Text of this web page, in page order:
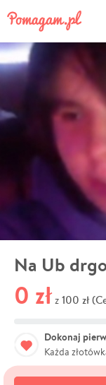
Na Ub
0 zł z 100 zł
Dokonaj
Każda